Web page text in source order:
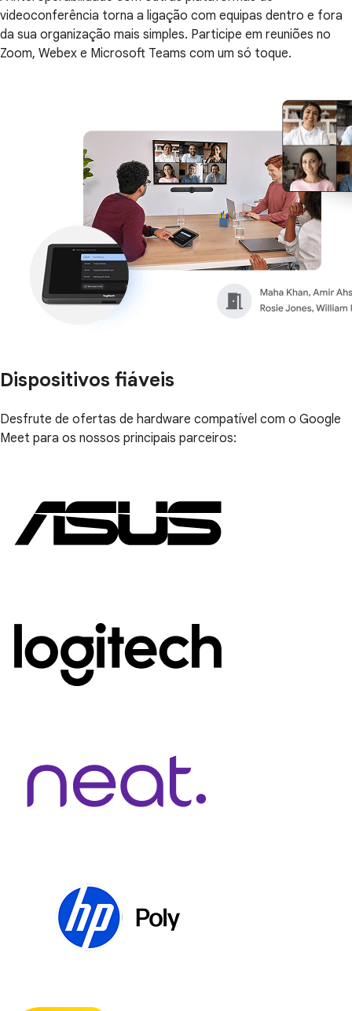
videoconferência torna a ligação com equipas dentro e fora
da sua organização mais simples. Participe em reuniões no
Zoom, Webex e Microsoft Teams com um só toque.
Dispositivos fiáveis
Desfrute de ofertas de hardware compatível com o Google
Meet para os nossos principais parceiros: